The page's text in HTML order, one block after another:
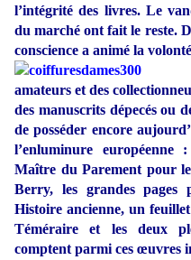
l’intégrité des livres. Le
du marché ont fait le reste.
conscience a animé la
amateurs et des
des manuscrits dépecés ou
de posséder encore
l’enluminure
Maître du Parement pour
Berry, les grandes pages
Histoire ancienne, un
Téméraire et les deux
comptent parmi ces œuvres